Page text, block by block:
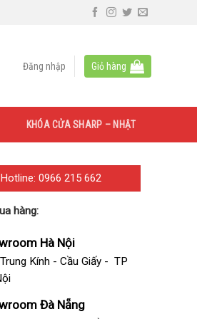
Đăng nhập Giỏ hàng
KHÓA CỬA SHARP – NHẬT
Hotline: 0966 215 662
hàng:
Hà Nội
Kính - Cầu Giấy - TP
Đà Nẵng